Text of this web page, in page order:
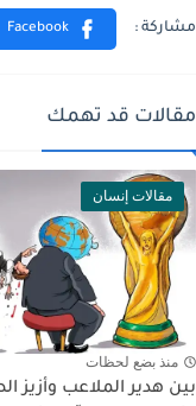
مقالات قد تهمك
مقالات إنسان
منذ بضع لحظات
بين هدير الملاعب وأزيز